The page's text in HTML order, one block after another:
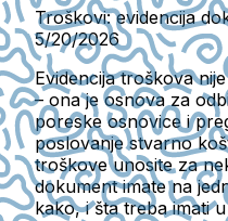
Troškovi: evidencija
5/20/2026
Evidencija troškova
– ona je osnova za
poreske osnovice i
poslovanje stvarno
troškove unosite za
dokument imate na
kako, i šta treba imati